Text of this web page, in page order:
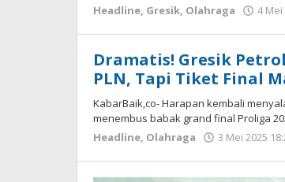
Headline, Gresik, Olahraga 4 Mei
Dramatis! Gresik
PLN, Tapi Tiket Final
KabarBaik,co- Harapan kembali
menembus babak grand final Proliga
Headline, Olahraga 3 Mei 2025